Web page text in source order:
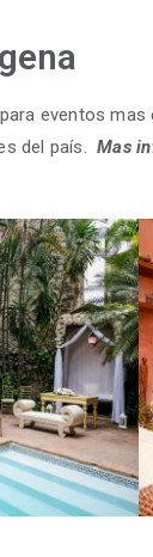
eventos mas
del país.Mas